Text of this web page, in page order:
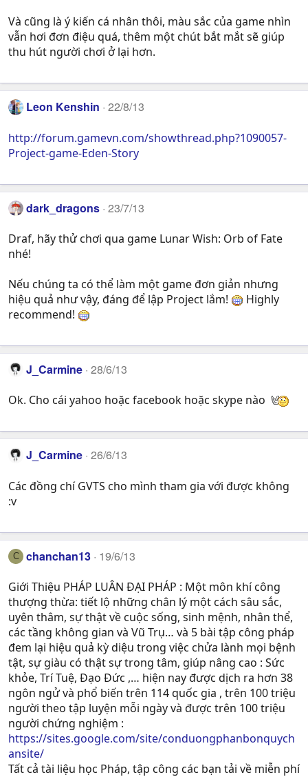
Và cũng là ý kiến cá nhân thôi, màu sắc của game nhìn
vẫn hơi đơn điệu quá, thêm một chút bắt mắt sẽ giúp
thu hút người chơi ở lại hơn.
Leon Kenshin 22/8/13
http://forum.gamevn.com/showthread.php?1090057-
Project-game-Eden-Story
dark_dragons 23/7/13
Draf, hãy thử chơi qua game Lunar Wish: Orb of Fate
nhé!
Nếu chúng ta có thể làm một game đơn giản nhưng
hiệu quả như vậy, đáng để lập Project lắm!
Highly
recommend!
J_Carmine 28/6/13
Ok. Cho cái yahoo hoặc facebook hoặc skype nào
J_Carmine 26/6/13
Các đồng chí GVTS cho mình tham gia với được không
:v
C chanchan13 19/6/13
Giới Thiệu PHÁP LUÂN ĐẠI PHÁP : Một môn khí công
thượng thừa: tiết lộ những chân lý một cách sâu sắc,
uyên thâm, sự thật về cuộc sống, sinh mệnh, nhân thể,
các tầng không gian và Vũ Trụ… và 5 bài tập công pháp
đem lại hiệu quả kỳ diệu trong việc chửa lành mọi bệnh
tật, sự giàu có thật sự trong tâm, giúp nâng cao : Sức
khỏe, Trí Tuệ, Ðạo Ðức ,… hiện nay được dịch ra hơn 38
ngôn ngử và phổ biến trên 114 quốc gia , trên 100 triệu
người theo tập luyện mỗi ngày và được trên 100 triệu
người chứng nghiệm :
https://sites.google.com/site/conduongphanbonquych
ansite/
Tất cả tài liệu học Pháp, tập công các bạn tải về miễn phí